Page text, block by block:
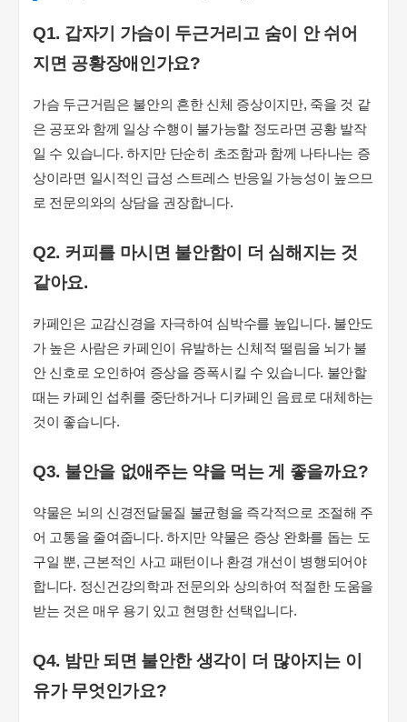
Q1. 갑자기 가슴이 두근거리고 숨이 안 쉬어
지면 공황장애인가요?
가슴 두근거림은 불안의 흔한 신체 증상이지만, 죽을 것 같
은 공포와 함께 일상 수행이 불가능할 정도라면 공황 발작
일 수 있습니다. 하지만 단순히 초조함과 함께 나타나는 증
상이라면 일시적인 급성 스트레스 반응일 가능성이 높으므
로 전문의와의 상담을 권장합니다.
Q2. 커피를 마시면 불안함이 더 심해지는 것
같아요.
카페인은 교감신경을 자극하여 심박수를 높입니다. 불안도
가 높은 사람은 카페인이 유발하는 신체적 떨림을 뇌가 불
안 신호로 오인하여 증상을 증폭시킬 수 있습니다. 불안할
때는 카페인 섭취를 중단하거나 디카페인 음료로 대체하는
것이 좋습니다.
Q3. 불안을 없애주는 약을 먹는 게 좋을까요?
약물은 뇌의 신경전달물질 불균형을 즉각적으로 조절해 주
어 고통을 줄여줍니다. 하지만 약물은 증상 완화를 돕는 도
구일 뿐, 근본적인 사고 패턴이나 환경 개선이 병행되어야
합니다. 정신건강의학과 전문의와 상의하여 적절한 도움을
받는 것은 매우 용기 있고 현명한 선택입니다.
Q4. 밤만 되면 불안한 생각이 더 많아지는 이
유가 무엇인가요?